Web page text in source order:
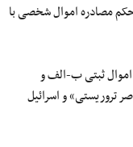
مصادره اموال شخصی با
اموال ثبتی ب-الف و
تروریستی» و اسرائیل